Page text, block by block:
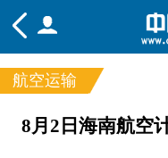
频道
航空运输
8月2日海南航空